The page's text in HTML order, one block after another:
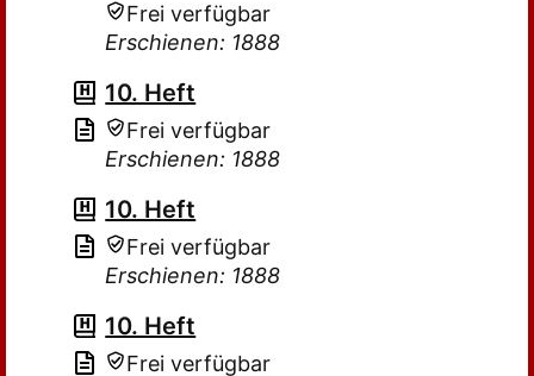
Frei verfügbar
Erschienen: 1888
10. Heft
Frei verfügbar
Erschienen: 1888
10. Heft
Frei verfügbar
Erschienen: 1888
10. Heft
Frei verfügbar